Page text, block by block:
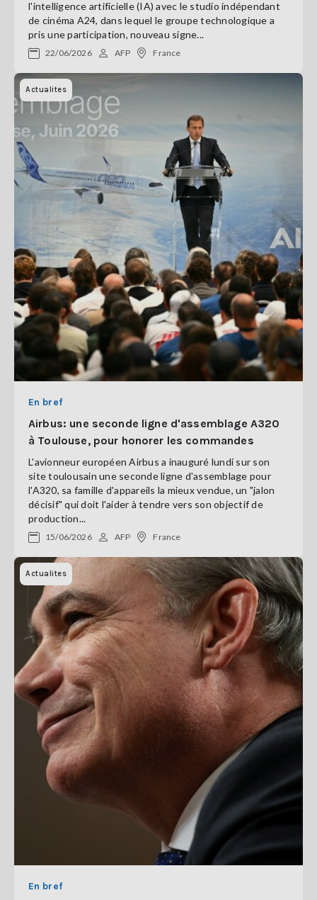
l'intelligence artificielle (IA) avec le studio indépendant
de cinéma A24, dans lequel le groupe technologique a
pris une participation, nouveau signe...
22/06/2026 AFP France
Actualites
En bref
Airbus: une seconde ligne d'assemblage A320
à Toulouse, pour honorer les commandes
L'avionneur européen Airbus a inauguré lundi sur son
site toulousain une seconde ligne d'assemblage pour
l'A320, sa famille d'appareils la mieux vendue, un "jalon
décisif" qui doit l'aider à tendre vers son objectif de
production...
15/06/2026 AFP France
Actualites
En bref